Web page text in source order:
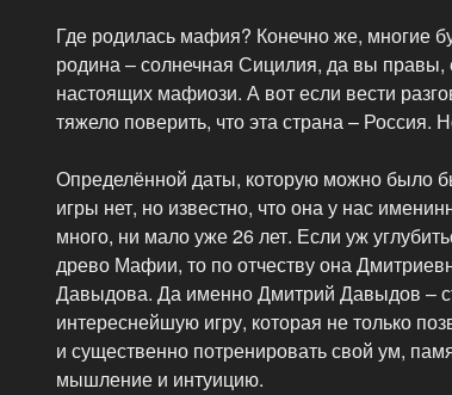
Где родилась мафия? Конечно же, многие
родина – солнечная Сицилия, да вы правы,
настоящих мафиози. А вот если вести
тяжело поверить, что эта страна – Россия.
Определённой даты, которую можно было
игры нет, но известно, что она у нас
много, ни мало уже 26 лет. Если уж
древо Мафии, то по отчеству она
Давыдова. Да именно Дмитрий Давыдов –
интереснейшую игру, которая не только
и существенно потренировать свой ум,
мышление и интуицию.